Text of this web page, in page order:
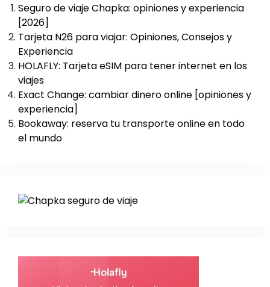
Seguro de viaje Chapka: opiniones y experiencia
[2026]
Tarjeta N26 para viajar: Opiniones, Consejos y
Experiencia
HOLAFLY: Tarjeta eSIM para tener internet en los
viajes
Exact Change: cambiar dinero online [opiniones y
experiencia]
Bookaway: reserva tu transporte online en todo
el mundo